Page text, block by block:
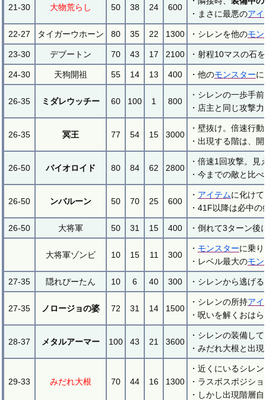
21-30 大物荒らし 50 38 24 600
・まさに最悪のアイ
22-27 タイガーウホーン 80 35 22 1300 ・シレンを他のモン
23-30 デブートン 70 43 17 2100 ・射程10マスの石
24-30 天狗開祖 55 14 13 400 ・他のモンスター
26-35 ミダレウッチー 60 100 1 800
・シレンの一歩手
・店主と同じ攻撃
26-35 冥王 77 54 15 3000
・壁抜け。倍速行
・出現する階は、
26-50 バイオロイド 80 84 62 2800
・倍速1回攻撃。見
・今までの敵と比
26-50 ンバルーン 50 70 25 600
・ アイテムに化け
・41F以降は必中
26-50 大将軍 50 31 15 400 ・倒れて3ターン後
大将軍ゾンビ 10 15 11 300
・ モンスターに乗
・レベル最大のモン
27-35 隠れぴーたん 10 6 40 300 ・シレンから逃げ
27-35 ノロージョの婆 72 31 14 1500
・シレンの所持アイ
・呪いを解くおは
28-37 メタルアーマー 100 43 21 3600
・シレンの装備し
・みだれ大根と出
29-33 みだれ大根 70 44 16 1300
・近くにいるシレ
・ラスボスポジシ
・しかし出現階層